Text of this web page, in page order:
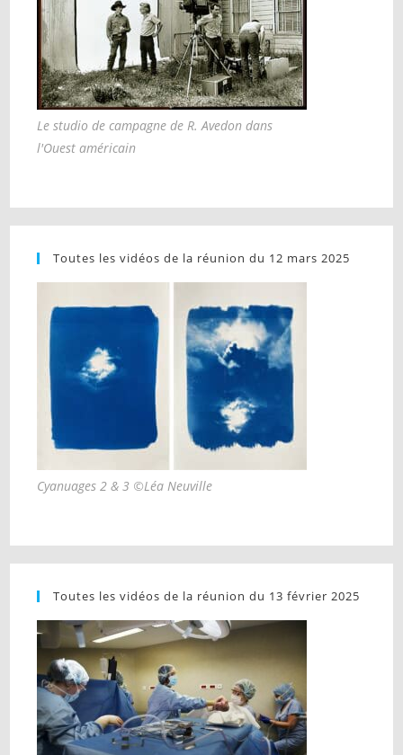
Le studio de campagne de R. Avedon dans
l'Ouest américain
Toutes les vidéos de la réunion du 12 mars 2025
Cyanuages 2 & 3 ©Léa Neuville
Toutes les vidéos de la réunion du 13 février 2025